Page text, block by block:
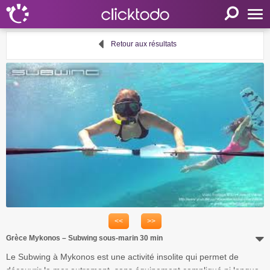
Langue
Mon clicktodo
Proposer une activité
Liens utiles
Retour aux résultats
<<
>>
Grèce Mykonos – Subwing sous-marin 30 min
Le Subwing à Mykonos est une activité insolite qui permet de